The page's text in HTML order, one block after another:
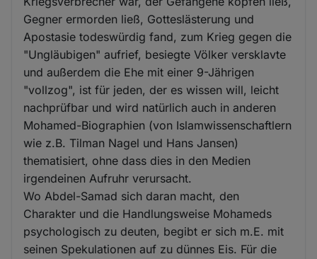
Gegner ermorden ließ, Gotteslästerung und
Apostasie todeswürdig fand, zum Krieg gegen die
"Ungläubigen" aufrief, besiegte Völker versklavte
und außerdem die Ehe mit einer 9-Jährigen
"vollzog", ist für jeden, der es wissen will, leicht
nachprüfbar und wird natürlich auch in anderen
Mohamed-Biographien (von Islamwissenschaftlern
wie z.B. Tilman Nagel und Hans Jansen)
thematisiert, ohne dass dies in den Medien
irgendeinen Aufruhr verursacht.
Wo Abdel-Samad sich daran macht, den
Charakter und die Handlungsweise Mohameds
psychologisch zu deuten, begibt er sich m.E. mit
seinen Spekulationen auf zu dünnes Eis. Für die